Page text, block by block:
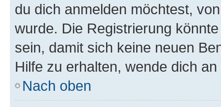
du dich anmelden möchtest,
wurde. Die Registrierung
sein, damit sich keine neuen
Hilfe zu erhalten, wende dich
Nach oben